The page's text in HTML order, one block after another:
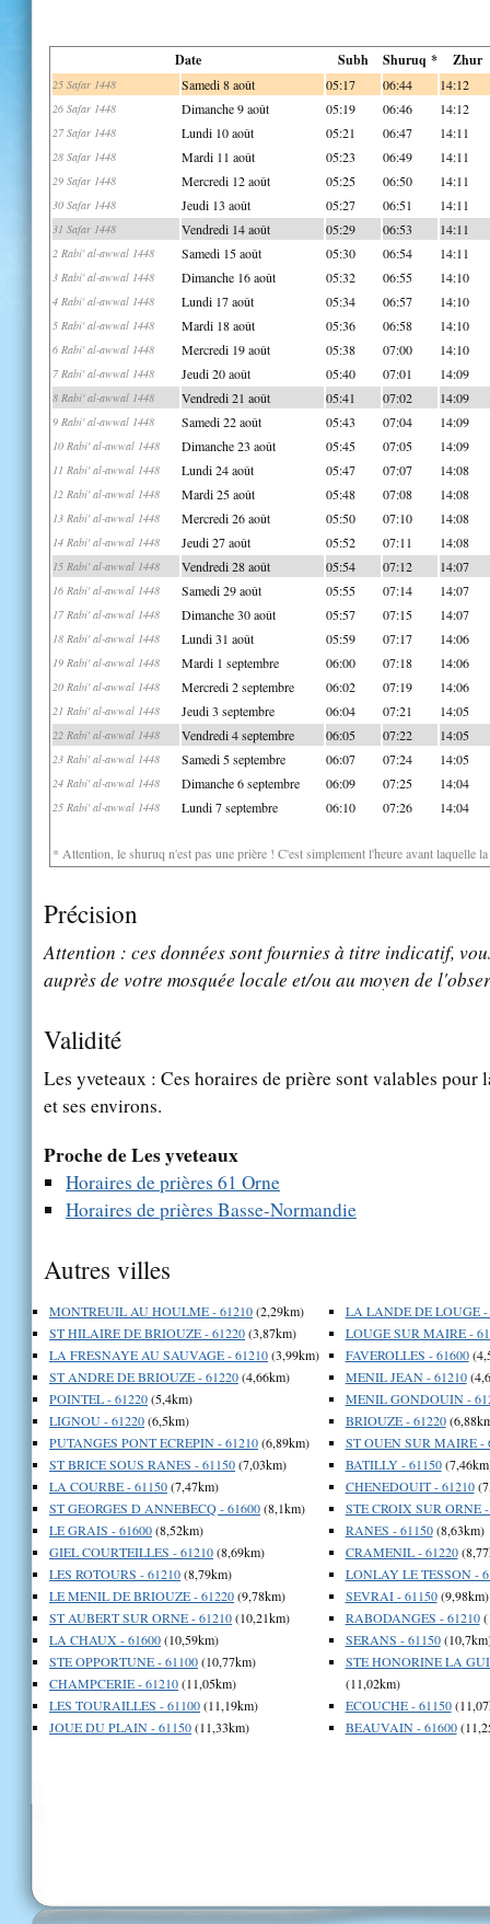
Date Subh Shuruq * Zhur
25 Safar 1448 Samedi 8 août 05:17 06:44 14:12
26 Safar 1448 Dimanche 9 août 05:19 06:46 14:12
27 Safar 1448 Lundi 10 août 05:21 06:47 14:11
28 Safar 1448 Mardi 11 août 05:23 06:49 14:11
29 Safar 1448 Mercredi 12 août 05:25 06:50 14:11
30 Safar 1448 Jeudi 13 août 05:27 06:51 14:11
31 Safar 1448 Vendredi 14 août 05:29 06:53 14:11
2 Rabi' al-awwal 1448 Samedi 15 août 05:30 06:54 14:11
3 Rabi' al-awwal 1448 Dimanche 16 août 05:32 06:55 14:10
4 Rabi' al-awwal 1448 Lundi 17 août 05:34 06:57 14:10
5 Rabi' al-awwal 1448 Mardi 18 août 05:36 06:58 14:10
6 Rabi' al-awwal 1448 Mercredi 19 août 05:38 07:00 14:10
7 Rabi' al-awwal 1448 Jeudi 20 août 05:40 07:01 14:09
8 Rabi' al-awwal 1448 Vendredi 21 août 05:41 07:02 14:09
9 Rabi' al-awwal 1448 Samedi 22 août 05:43 07:04 14:09
10 Rabi' al-awwal 1448 Dimanche 23 août 05:45 07:05 14:09
11 Rabi' al-awwal 1448 Lundi 24 août 05:47 07:07 14:08
12 Rabi' al-awwal 1448 Mardi 25 août 05:48 07:08 14:08
13 Rabi' al-awwal 1448 Mercredi 26 août 05:50 07:10 14:08
14 Rabi' al-awwal 1448 Jeudi 27 août 05:52 07:11 14:08
15 Rabi' al-awwal 1448 Vendredi 28 août 05:54 07:12 14:07
16 Rabi' al-awwal 1448 Samedi 29 août 05:55 07:14 14:07
17 Rabi' al-awwal 1448 Dimanche 30 août 05:57 07:15 14:07
18 Rabi' al-awwal 1448 Lundi 31 août 05:59 07:17 14:06
19 Rabi' al-awwal 1448 Mardi 1 septembre 06:00 07:18 14:06
20 Rabi' al-awwal 1448 Mercredi 2 septembre 06:02 07:19 14:06
21 Rabi' al-awwal 1448 Jeudi 3 septembre 06:04 07:21 14:05
22 Rabi' al-awwal 1448 Vendredi 4 septembre 06:05 07:22 14:05
23 Rabi' al-awwal 1448 Samedi 5 septembre 06:07 07:24 14:05
24 Rabi' al-awwal 1448 Dimanche 6 septembre 06:09 07:25 14:04
25 Rabi' al-awwal 1448 Lundi 7 septembre 06:10 07:26 14:04
* Attention, le shuruq n'est pas une prière ! C'est simplement l'heure avant laquelle
Précision
Attention : ces données sont fournies à titre indicatif,
auprès de votre mosquée locale et/ou au moyen de
Validité
Les yveteaux : Ces horaires de prière sont valables
et ses environs.
Proche de Les yveteaux
Horaires de prières 61 Orne
Horaires de prières Basse-Normandie
Autres villes
MONTREUIL AU HOULME - 61210(2,29km)
ST HILAIRE DE BRIOUZE - 61220(3,87km)
LA FRESNAYE AU SAUVAGE - 61210(3,99km)
ST ANDRE DE BRIOUZE - 61220(4,66km)
POINTEL - 61220(5,4km)
LIGNOU - 61220(6,5km)
PUTANGES PONT ECREPIN - 61210(6,89km)
ST BRICE SOUS RANES - 61150(7,03km)
LA COURBE - 61150(7,47km)
ST GEORGES D ANNEBECQ - 61600(8,1km)
LE GRAIS - 61600(8,52km)
GIEL COURTEILLES - 61210(8,69km)
LES ROTOURS - 61210(8,79km)
LE MENIL DE BRIOUZE - 61220(9,78km)
ST AUBERT SUR ORNE - 61210(10,21km)
LA CHAUX - 61600(10,59km)
STE OPPORTUNE - 61100(10,77km)
CHAMPCERIE - 61210(11,05km)
LES TOURAILLES - 61100(11,19km)
JOUE DU PLAIN - 61150(11,33km)
LA LANDE DE LOUGE -
LOUGE SUR MAIRE -
FAVEROLLES - 61600
MENIL JEAN - 61210
MENIL GONDOUIN -
BRIOUZE - 61220
ST OUEN SUR MAIRE -
BATILLY - 61150
CHENEDOUIT - 61210
STE CROIX SUR ORNE
RANES - 61150(8,63km)
CRAMENIL - 61220
LONLAY LE TESSON -
SEVRAI - 61150(9,98km)
RABODANGES - 61210
SERANS - 61150
STE HONORINE LA
(11,02km)
ECOUCHE - 61150
BEAUVAIN - 61600